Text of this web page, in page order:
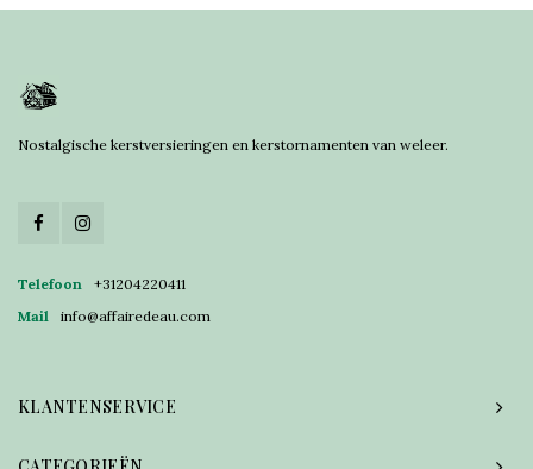
Nostalgische kerstversieringen en kerstornamenten van weleer.
Telefoon
+31204220411
Mail
info@affairedeau.com
KLANTENSERVICE